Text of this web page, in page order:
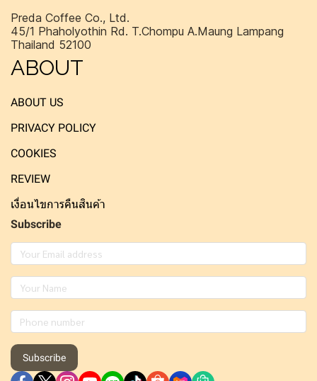
Preda Coffee Co., Ltd.
45/1 Phaholyothin Rd. T.Chompu A.Maung Lampang
Thailand 52100
ABOUT
ABOUT US
PRIVACY POLICY
COOKIES
REVIEW
เงื่อนไขการคืนสินค้า
Subscribe
Subscribe